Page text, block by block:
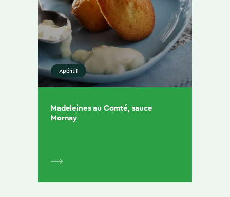
Apéritif
Madeleines au Comté, sauce
Mornay